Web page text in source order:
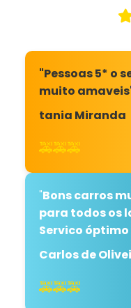
"Pessoas 5* o
muito
tania Miranda
🚕🚕🚕
"Bons carros
para todos os
Servico
Carlos de
🚕🚕🚕